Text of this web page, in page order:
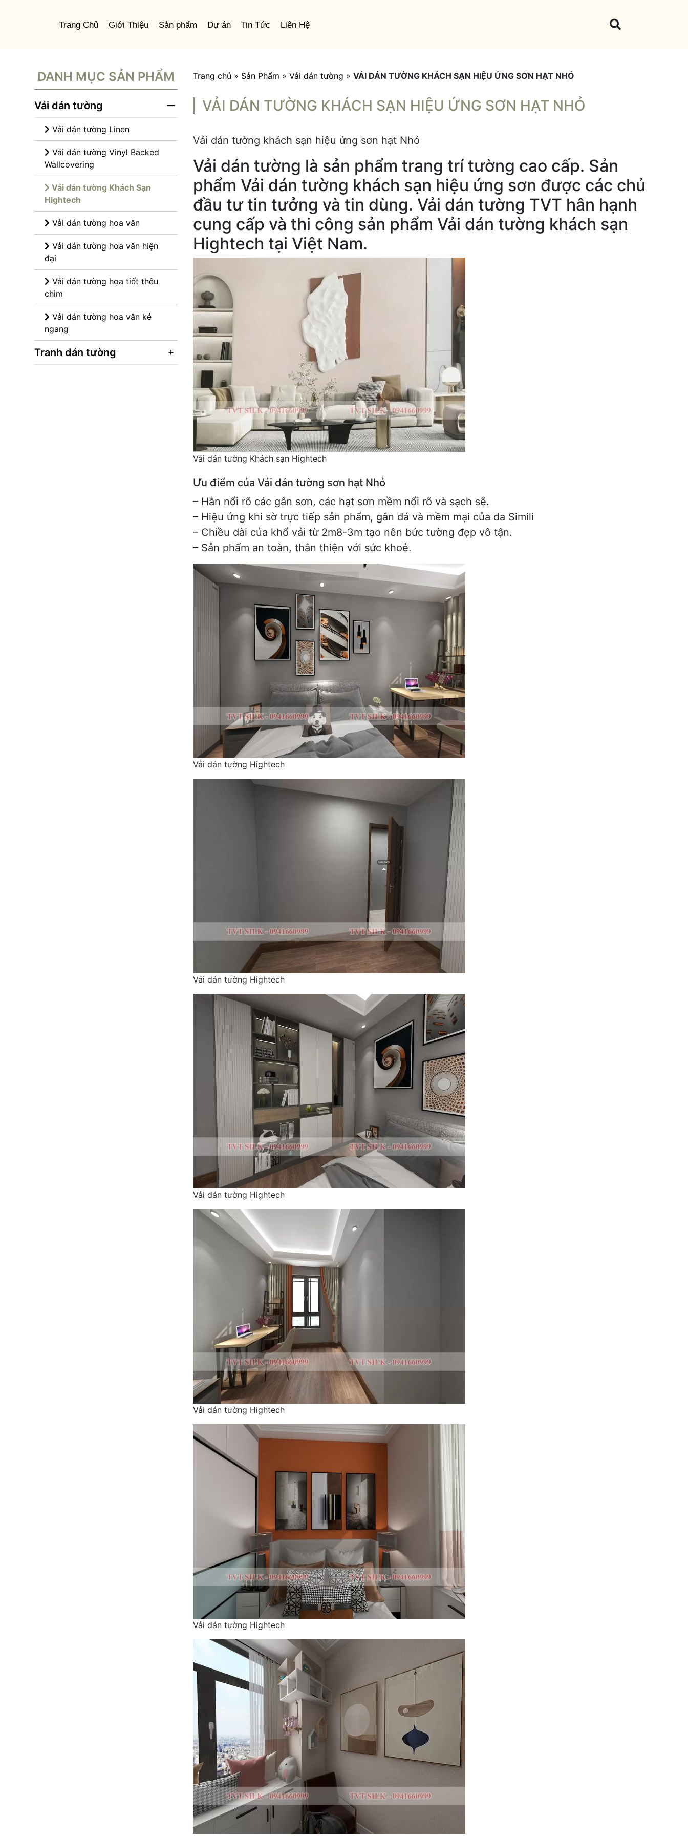
Trang Chủ Giới Thiệu Sản phẩm Dự án Tin Tức Liên Hệ
DANH MỤC SẢN PHẨM
Vải dán tường
Vải dán tường Linen
Vải dán tường Vinyl Backed
Wallcovering
Vải dán tường Khách Sạn
Hightech
Vải dán tường hoa văn
Vải dán tường hoa văn hiện
đại
Vải dán tường họa tiết thêu
chìm
Vải dán tường hoa văn kẻ
ngang
Tranh dán tường
Trang chủ » Sản Phẩm »Vải dán tường »VẢI DÁN TƯỜNG KHÁCH SẠN HIỆU ỨNG SƠN HẠT NHỎ
VẢI DÁN TƯỜNG KHÁCH SẠN HIỆU ỨNG SƠN HẠT NHỎ
Vải dán tường khách sạn hiệu ứng sơn hạt Nhỏ
Vải dán tường là sản phẩm trang trí tường cao cấp. Sản
phẩm Vải dán tường khách sạn hiệu ứng sơn được các chủ
đầu tư tin tưởng và tin dùng. Vải dán tường TVT hân hạnh
cung cấp và thi công sản phẩm Vải dán tường khách sạn
Hightech tại Việt Nam.
Vải dán tường Khách sạn Hightech
Ưu điểm của Vải dán tường sơn hạt Nhỏ
– Hằn nổi rõ các gân sơn, các hạt sơn mềm nổi rõ và sạch sẽ.
– Hiệu ứng khi sờ trực tiếp sản phẩm, gân đá và mềm mại của da Simili
– Chiều dài của khổ vải từ 2m8-3m tạo nên bức tường đẹp vô tận.
– Sản phẩm an toàn, thân thiện với sức khoẻ.
Vải dán tường Hightech
Vải dán tường Hightech
Vải dán tường Hightech
Vải dán tường Hightech
Vải dán tường Hightech